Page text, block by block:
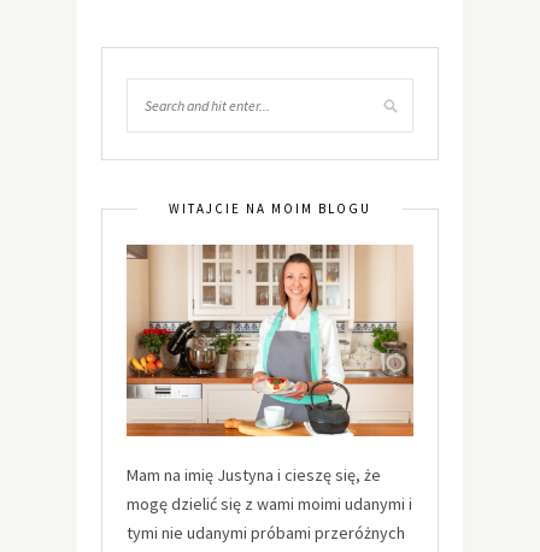
WITAJCIE NA MOIM BLOGU
Mam na imię Justyna i cieszę się, że
mogę dzielić się z wami moimi udanymi i
tymi nie udanymi próbami przeróżnych